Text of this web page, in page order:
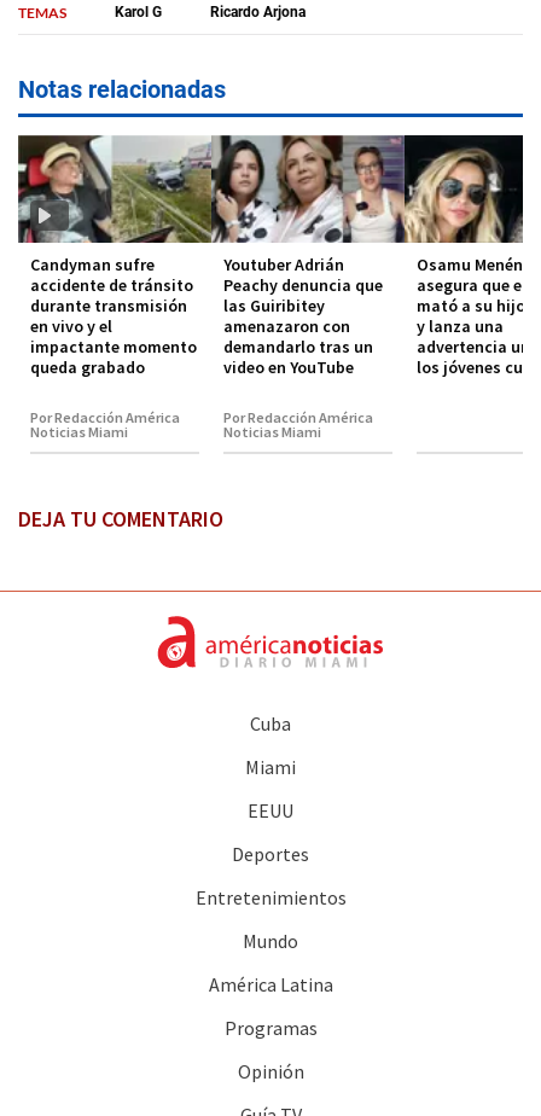
TEMAS Karol G Ricardo Arjona
Notas relacionadas
Candyman sufre
accidente de tránsito
durante transmisión
en vivo y el
impactante momento
queda grabado
Por Redacción América
Noticias Miami
Youtuber Adrián
Peachy denuncia que
las Guiribitey
amenazaron con
demandarlo tras un
video en YouTube
Por Redacción América
Noticias Miami
Osamu
asegura que el
mató a su hijo
y lanza una
advertencia
los jóvenes
DEJA TU COMENTARIO
Cuba
Miami
EEUU
Deportes
Entretenimientos
Mundo
América Latina
Programas
Opinión